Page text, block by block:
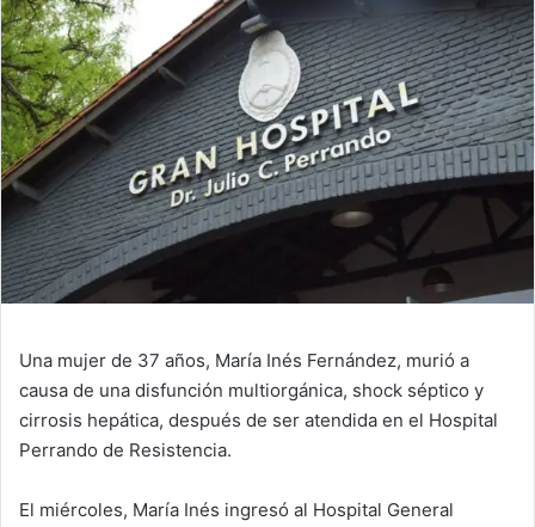
Una mujer de 37 años, María Inés Fernández, murió a
causa de una disfunción multiorgánica, shock séptico y
cirrosis hepática, después de ser atendida en el Hospital
Perrando de Resistencia.
El miércoles, María Inés ingresó al Hospital General